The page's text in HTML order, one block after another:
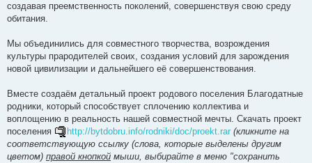
создавая преемственность поколений, совершенствуя свою среду
обитания.
Мы объединились для совместного творчества, возрождения
культуры прародителей своих, создания условий для зарождения
новой цивилизации и дальнейшего её совершенствования.
Вместе создаём детальный проект родового поселения Благодатные
родники, который способствует сплочению коллектива и
воплощению в реальность нашей совместной мечты. Скачать проект
поселения
http://bytdobru.info/rodniki/doc/proekt.rar (кликните на
соответствующую ссылку (слова, которые выделены другим
цветом) правой кнопкой мыши, выбирайте в меню "сохранить